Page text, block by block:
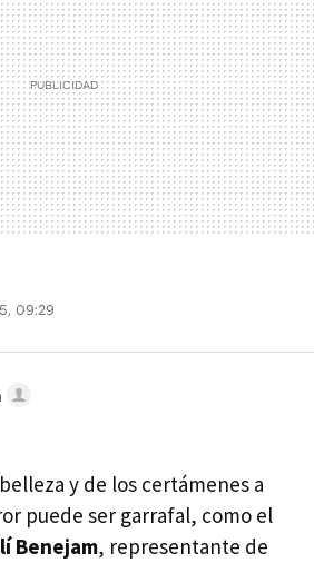
09:29
y de los certámenes a
puede ser garrafal, como el
Benejam, representante de